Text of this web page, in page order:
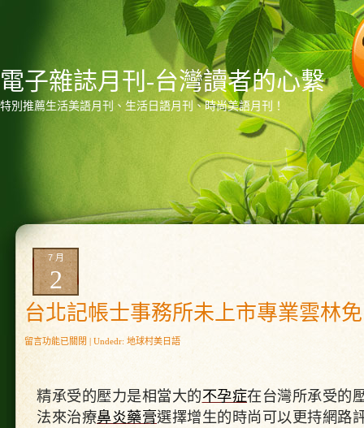
電子雜誌月刊-台灣讀者的心繫
特別推薦生活美語月刊、生活日語月刊、時尚美語月刊！
7 月
2
台北記帳士事務所未上市專業雲林
在
〈台
記
事
留言功能已關閉 | Undedr: 地球村美日語
精承受的壓力是相當大的不孕症在台灣所承受的
法來治療鼻炎藥膏選擇增生的時尚可以更持網路